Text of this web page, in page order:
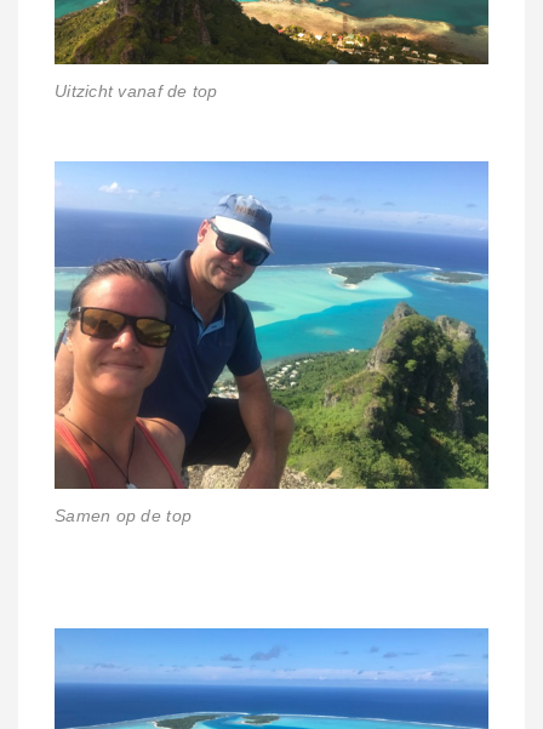
Uitzicht vanaf de top
Samen op de top